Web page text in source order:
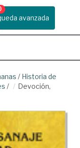
avanzada
/ Historia de
/
Devoción,